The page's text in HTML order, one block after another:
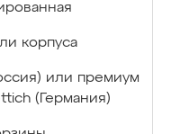
корпуса
или премиум
(Германия)